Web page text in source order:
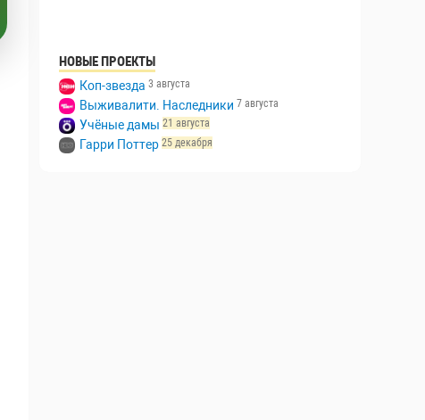
НОВЫЕ ПРОЕКТЫ
Коп-звезда 3 августа
Выживалити. Наследники 7 августа
Учёные дамы 21 августа
Гарри Поттер 25 декабря